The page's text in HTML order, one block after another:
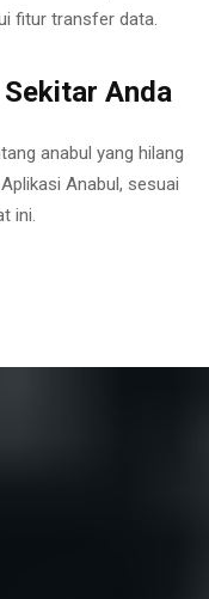
fitur transfer data.
Anda
anabul yang hilang
Anabul, sesuai
ini.